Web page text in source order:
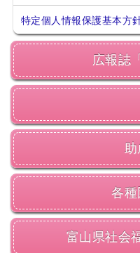
礎研修）の募集を開始しま
特定個人情報保護基本方
広報誌
助
各種
富山県社会